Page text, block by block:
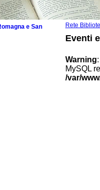
Rete
Eventi
Warning
MySQL
/var/
e San